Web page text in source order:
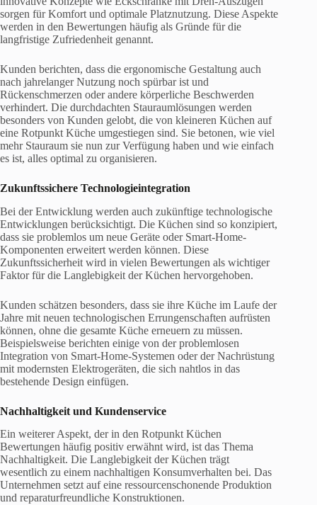
sorgen für Komfort und optimale Platznutzung. Diese Aspekte
werden in den Bewertungen häufig als Gründe für die
langfristige Zufriedenheit genannt.
Kunden berichten, dass die ergonomische Gestaltung auch
nach jahrelanger Nutzung noch spürbar ist und
Rückenschmerzen oder andere körperliche Beschwerden
verhindert. Die durchdachten Stauraumlösungen werden
besonders von Kunden gelobt, die von kleineren Küchen auf
eine Rotpunkt Küche umgestiegen sind. Sie betonen, wie viel
mehr Stauraum sie nun zur Verfügung haben und wie einfach
es ist, alles optimal zu organisieren.
Zukunftssichere Technologieintegration
Bei der Entwicklung werden auch zukünftige technologische
Entwicklungen berücksichtigt. Die Küchen sind so konzipiert,
dass sie problemlos um neue Geräte oder Smart-Home-
Komponenten erweitert werden können. Diese
Zukunftssicherheit wird in vielen Bewertungen als wichtiger
Faktor für die Langlebigkeit der Küchen hervorgehoben.
Kunden schätzen besonders, dass sie ihre Küche im Laufe der
Jahre mit neuen technologischen Errungenschaften aufrüsten
können, ohne die gesamte Küche erneuern zu müssen.
Beispielsweise berichten einige von der problemlosen
Integration von Smart-Home-Systemen oder der Nachrüstung
mit modernsten Elektrogeräten, die sich nahtlos in das
bestehende Design einfügen.
Nachhaltigkeit und Kundenservice
Ein weiterer Aspekt, der in den Rotpunkt Küchen
Bewertungen häufig positiv erwähnt wird, ist das Thema
Nachhaltigkeit. Die Langlebigkeit der Küchen trägt
wesentlich zu einem nachhaltigen Konsumverhalten bei. Das
Unternehmen setzt auf eine ressourcenschonende Produktion
und reparaturfreundliche Konstruktionen.